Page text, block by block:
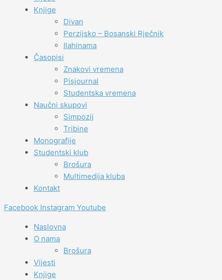
Knjige
Divan
Perzijsko – Bosanski Rječnik
Ilahinama
Časopisi
Znakovi vremena
Pisjournal
Studentska vremena
Naučni skupovi
Simpozij
Tribine
Monografije
Studentski klub
Brošura
Multimedija kluba
Kontakt
Facebook Instagram Youtube
Naslovna
O nama
Brošura
Vijesti
Knjige